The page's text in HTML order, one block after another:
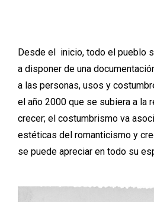
Desde el inicio, todo el pueblo
a disponer de una
a las personas, usos y
el año 2000 que se subiera a la
crecer; el costumbrismo va
estéticas del romanticismo y
se puede apreciar en todo su